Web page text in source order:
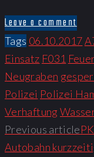
Leave a comment
Tags 06.10.2017
Einsatz F031
Neugraben
Polizei Polizei
Verhaftung
Previous article
Autobahn